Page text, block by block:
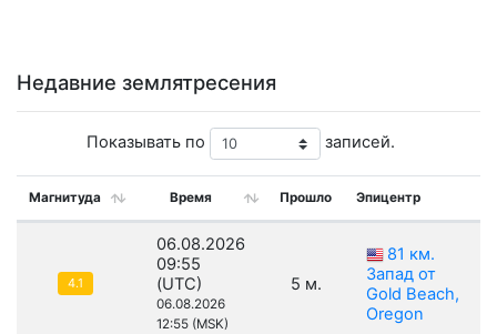
Недавние землятресения
Показывать по записей.
Магнитуда Время Прошло Эпицентр
4.1
06.08.2026
09:55
(UTC)
06.08.2026
12:55 (MSK)
5 м.
81 км.
Запад от
Gold Beach,
Oregon